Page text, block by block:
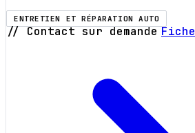
ENTRETIEN ET RÉPARATION AUTO
// Contact sur demande Fiche